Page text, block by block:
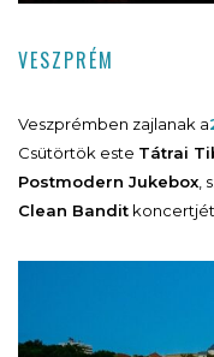
VESZPRÉM
Veszprémben zajlanak a
Csütörtök este Tátrai
Postmodern Jukebox
Clean Bandit